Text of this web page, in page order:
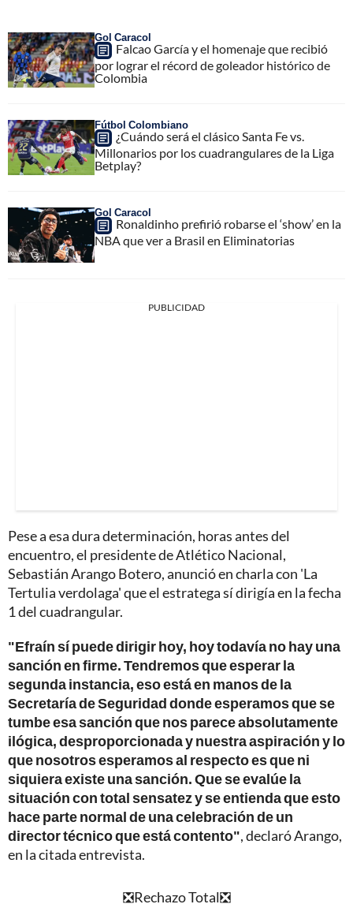
Gol Caracol
Falcao García y el homenaje que recibió
por lograr el récord de goleador histórico de
Colombia
Fútbol Colombiano
¿Cuándo será el clásico Santa Fe vs.
Millonarios por los cuadrangulares de la Liga
Betplay?
Gol Caracol
Ronaldinho prefirió robarse el ‘show’ en la
NBA que ver a Brasil en Eliminatorias
PUBLICIDAD
Pese a esa dura determinación, horas antes del
encuentro, el presidente de Atlético Nacional,
Sebastián Arango Botero, anunció en charla con 'La
Tertulia verdolaga' que el estratega sí dirigía en la fecha
1 del cuadrangular.
"Efraín sí puede dirigir hoy, hoy todavía no hay una
sanción en firme. Tendremos que esperar la
segunda instancia, eso está en manos de la
Secretaría de Seguridad donde esperamos que se
tumbe esa sanción que nos parece absolutamente
ilógica, desproporcionada y nuestra aspiración y lo
que nosotros esperamos al respecto es que ni
siquiera existe una sanción. Que se evalúe la
situación con total sensatez y se entienda que esto
hace parte normal de una celebración de un
director técnico que está contento", declaró Arango,
en la citada entrevista.
❎Rechazo Total❎